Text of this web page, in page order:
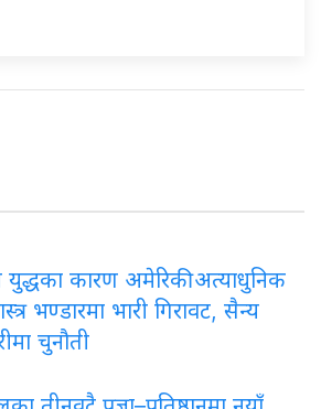
युद्धका कारण अमेरिकी अत्याधुनिक
भण्डारमा भारी गिरावट, सैन्य
चुनौती